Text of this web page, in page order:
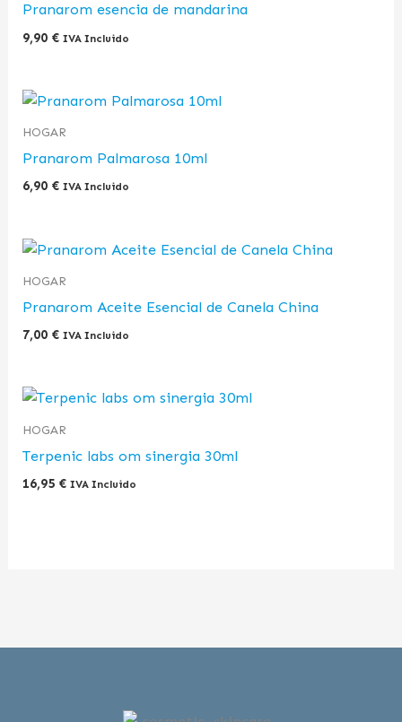
Pranarom esencia de mandarina
9,90 € IVA Incluido
HOGAR
Pranarom Palmarosa 10ml
6,90 € IVA Incluido
HOGAR
Pranarom Aceite Esencial de Canela China
7,00 € IVA Incluido
HOGAR
Terpenic labs om sinergia 30ml
16,95 € IVA Incluido